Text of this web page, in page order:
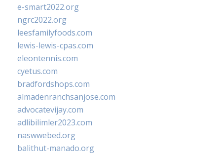
e-smart2022.org
ngrc2022.org
leesfamilyfoods.com
lewis-lewis-cpas.com
eleontennis.com
cyetus.com
bradfordshops.com
almadenranchsanjose.com
advocatevijay.com
adlibilimler2023.com
naswwebed.org
balithut-manado.org